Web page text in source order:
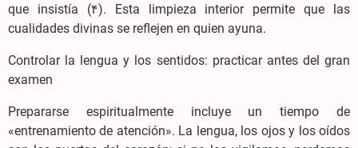
que insistía (۴). Esta limpieza interior permite que las
cualidades divinas se reflejen en quien ayuna.
Controlar la lengua y los sentidos: practicar antes del gran
examen
Prepararse espiritualmente incluye un tiempo de
«entrenamiento de atención». La lengua, los ojos y los oídos